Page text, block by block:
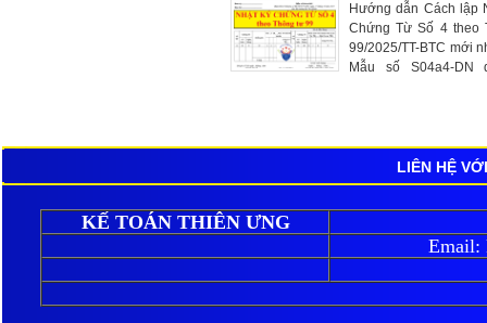
còn đang đi đường
Hướng dẫn Cách lập
Chứng Từ Số 4 theo
99/2025/TT-BTC mới
Mẫu số S04a4-DN
hành" đối ứng Nợ
khoản có liên quan
LIÊN HỆ
KẾ TOÁN THIÊN ƯNG
Email: